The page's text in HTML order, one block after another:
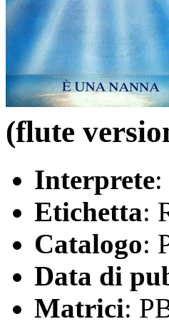
(flute
Interprete
Etichetta:
Catalogo:
Data di
Matrici: